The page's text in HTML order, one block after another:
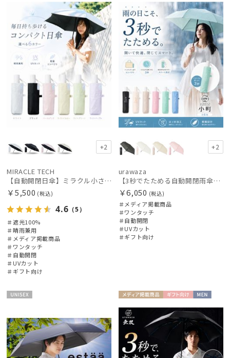
向け
X
+2
MIRACLE TECH
【自動開閉日傘】ミラクル小さい傘 ミラクルテックプロ (MIRACLE TECH Pro) 晴雨兼用 遮光100 ワンタッチ開閉
￥5,500 (税込)
4.6 （5）
＃遮光100%
＃晴雨兼用
＃メディア掲載商品
＃ワンタッチ
＃自動開閉
＃UVカット
＃ギフト向け
載商品
向け
N
+2
urawaza
【3秒でたためる自動開閉雨傘】urawaza 小町（ウラワザ）Auto plane50 ワンタッチ開閉
￥6,050 (税込)
＃メディア掲載商品
＃ワンタッチ
＃自動開閉
＃UVカット
＃ギフト向け
載商品
向け